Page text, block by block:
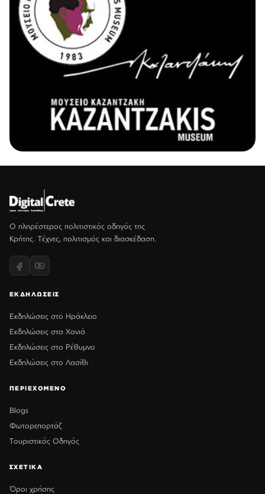
Ο πληρέστερος πολιτιστικός οδηγός της
Κρήτης. Τέχνες, πολιτισμός και διασκέδαση.
ΕΚΔΗΛΩΣΕΙΣ
Εκδηλώσεις στο Ηράκλειο
Εκδηλώσεις στα Χανιά
Εκδηλώσεις στο Ρέθυμνο
Εκδηλώσεις στο Λασίθι
ΠΕΡΙΕΧΟΜΕΝΟ
Blogs
Φωτορεπορτάζ
Τουριστικός Οδηγός
ΣΧΕΤΙΚΑ
Όροι χρήσης